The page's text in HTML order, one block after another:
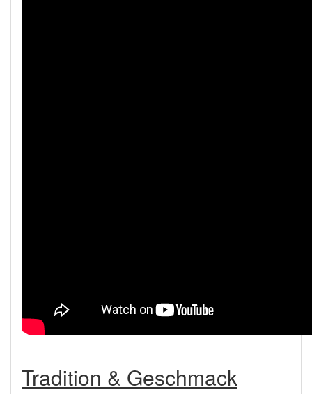
Tradition & Geschmack